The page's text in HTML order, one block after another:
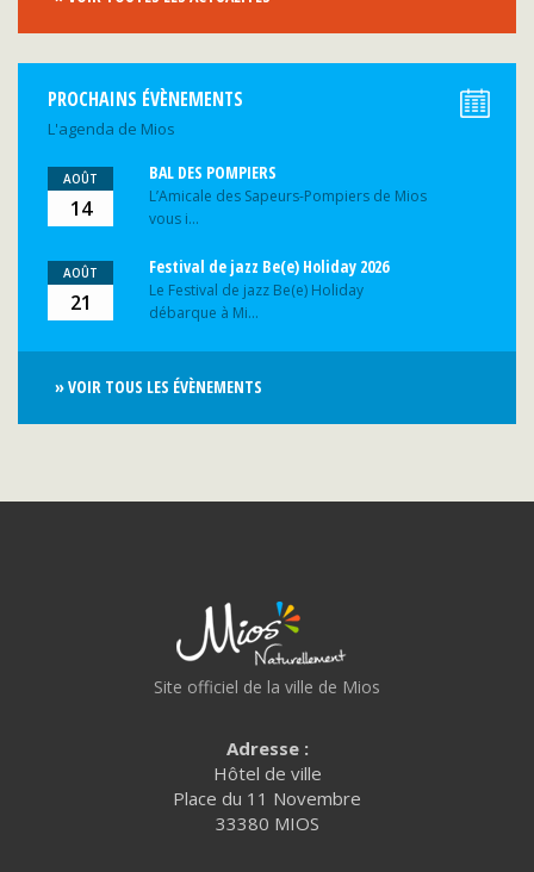
PROCHAINS ÉVÈNEMENTS
L'agenda de Mios
AOÛT
14
BAL DES POMPIERS
L’Amicale des Sapeurs-Pompiers de Mios
vous i...
AOÛT
21
Festival de jazz Be(e) Holiday 2026
Le Festival de jazz Be(e) Holiday
débarque à Mi...
» VOIR TOUS LES ÉVÈNEMENTS
Site officiel de la ville de Mios
Adresse :
Hôtel de ville
Place du 11 Novembre
33380 MIOS